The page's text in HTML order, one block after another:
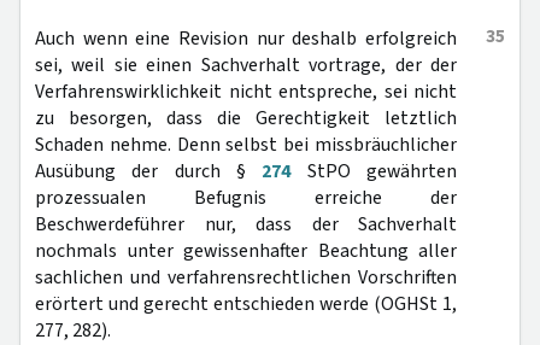
35
Auch wenn eine Revision nur deshalb erfolgreich
sei, weil sie einen Sachverhalt vortrage, der der
Verfahrenswirklichkeit nicht entspreche, sei nicht
zu besorgen, dass die Gerechtigkeit letztlich
Schaden nehme. Denn selbst bei missbräuchlicher
Ausübung der durch § 274StPO gewährten
prozessualen Befugnis erreiche der
Beschwerdeführer nur, dass der Sachverhalt
nochmals unter gewissenhafter Beachtung aller
sachlichen und verfahrensrechtlichen Vorschriften
erörtert und gerecht entschieden werde (OGHSt 1,
277, 282).